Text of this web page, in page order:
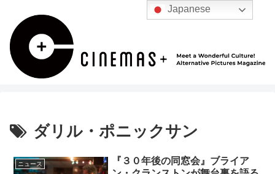
ダリル・ポニックサン
ニュース
『３０年後の同窓会』ブライア
Japanese